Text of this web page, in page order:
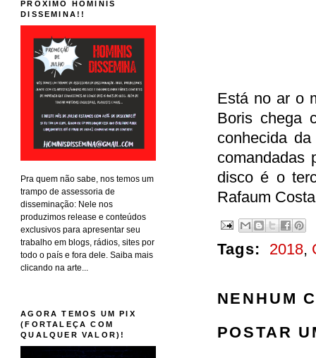
Está no ar o
Boris chega
conhecida
comandadas
disco é o
Rafaum
Tags: 2018,
NENHUM
POSTAR
PROXIMO HOMINIS
DISSEMINA!!
Pra quem não sabe, nos temos um
trampo de assessoria de
disseminação: Nele nos
produzimos release e conteúdos
exclusivos para apresentar seu
trabalho em blogs, rádios, sites por
todo o país e fora dele. Saiba mais
clicando na arte...
AGORA TEMOS UM PIX
(FORTALEÇA COM
QUALQUER VALOR)!